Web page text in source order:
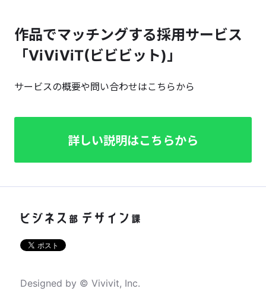
作品でマッチングする採用サービス
「ViViViT(ビビビット)」
サービスの概要や問い合わせはこちらから
詳しい説明はこちらから
Designed by © Vivivit, Inc.